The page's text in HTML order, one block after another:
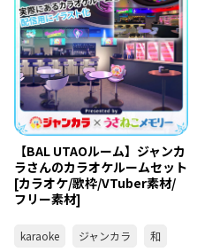
【BAL UTAOルーム】ジャンカ
ラさんのカラオケルームセット
[カラオケ/歌枠/VTuber素材/
フリー素材]
karaoke ジャンカラ
和